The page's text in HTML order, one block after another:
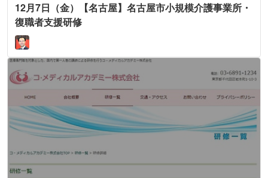
12月7日（金）【名古屋】名古屋市小規模介護事業所・
復職者支援研修